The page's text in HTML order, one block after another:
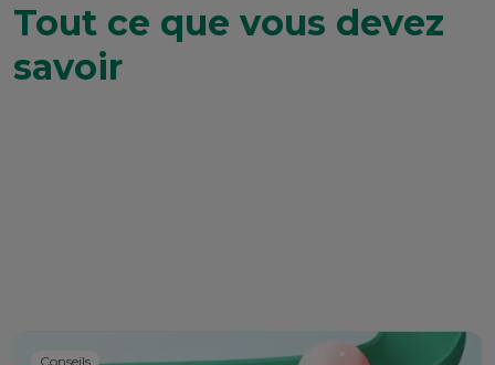
Tout ce que vous devez
savoir
Conseils